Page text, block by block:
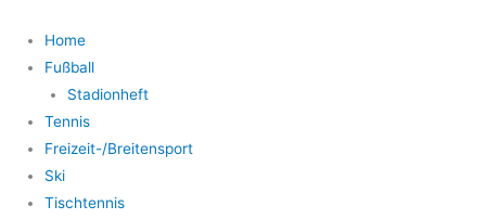
Home
Fußball
Stadionheft
Tennis
Freizeit-/Breitensport
Ski
Tischtennis